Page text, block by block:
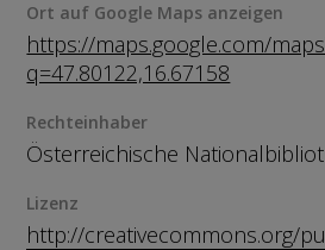
Ort auf Google Maps anzeigen
https://maps.google.com/
q=47.80122,16.67158
Rechteinhaber
Österreichische
Lizenz
http://creativecommons.org/